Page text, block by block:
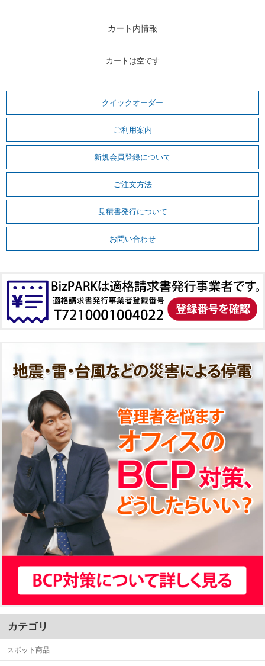
カート内情報
カートは空です
クイックオーダー
ご利用案内
新規会員登録について
ご注文方法
見積書発行について
お問い合わせ
カテゴリ
スポット商品